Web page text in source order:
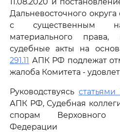
Дальневосточного округа
с существенным
материального права,
судебные акты на
291.11 АПК РФ подлежат
жалоба Комитета -
Руководствуясь статьями
АПК РФ, Судебная
спорам Верховного
Федерации